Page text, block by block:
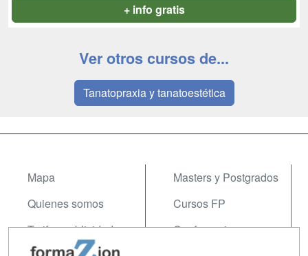
+ info gratis
Ver otros cursos de...
Tanatopraxia y tanatoestética
Mapa
Quienes somos
Tarifas publicidad
Masters y Postgrados
Cursos FP
Conferencias